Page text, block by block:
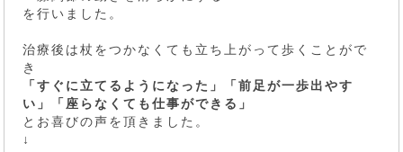
を行いました。
治療後は杖をつかなくても立ち上がって歩くことがで
き
「すぐに立てるようになった」「前足が一歩出やす
い」「座らなくても仕事ができる」
とお喜びの声を頂きました。
↓